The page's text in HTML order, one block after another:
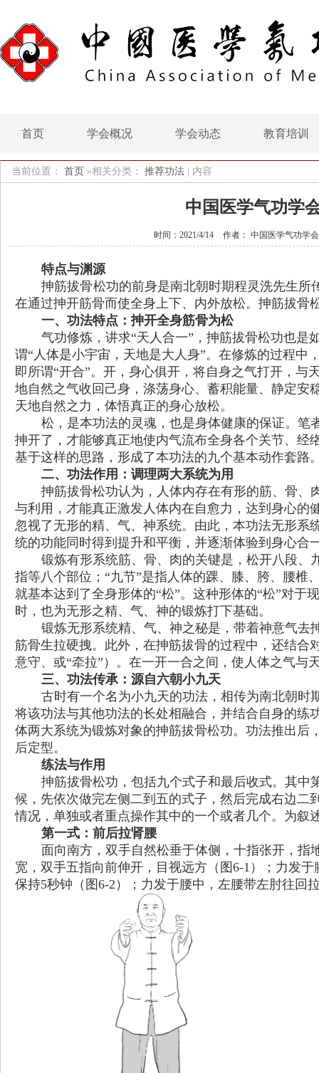
首页 学会概况 学会动态 教育培训
当前位置： 首页 »相关分类： 推荐功法 内容
中国医学气功学
时间：2021/4/14 作者： 中国医学气功学会
特点与渊源
抻筋拔骨松功的前身是南北朝时期程灵洗先生
在通过抻开筋骨而使全身上下、内外放松。抻筋拔骨
一、功法特点：抻开全身筋骨为松
气功修炼，讲求“天人合一” ，抻筋拔骨松功也是
谓“人体是小宇宙，天地是大人身”。在修炼的过程中
即所谓“开合”。开，身心俱开，将自身之气打开，与
地自然之气收回己身，涤荡身心、蓄积能量、静定
天地自然之力，体悟真正的身心放松。
松，是本功法的灵魂，也是身体健康的保证。
抻开了，才能够真正地使内气流布全身各个关节、
基于这样的思路，形成了本功法的九个基本动作套路
二、功法作用：调理两大系统为用
抻筋拔骨松功认为，人体内存在有形的筋、骨
与利用，才能真正激发人体内在自愈力，达到身心
忽视了无形的精、气、神系统。由此，本功法无形
统的功能同时得到提升和平衡，并逐渐体验到身心合
锻炼有形系统筋、骨、肉的关键是，松开八段、
指等八个部位； “九节”是指人体的踝、膝、胯、腰椎
就基本达到了全身形体的“松”。这种形体的“松”对于
时，也为无形之精、气、神的锻炼打下基础。
锻炼无形系统精、气、神之秘是，带着神意气
筋骨生拉硬拽。此外，在抻筋拔骨的过程中，还结
意守、或“牵拉” ）。在一开一合之间，使人体之气与
三、功法传承：源自六朝小九天
古时有一个名为小九天的功法，相传为南北朝
将该功法与其他功法的长处相融合，并结合自身的练
体两大系统为锻炼对象的抻筋拔骨松功。功法推出
后定型。
练法与作用
抻筋拔骨松功，包括九个式子和最后收式。其
候，先依次做完左侧二到五的式子，然后完成右边
情况，单独或者重点操作其中的一个或者几个。为
第一式：前后拉肾腰
面向南方，双手自然松垂于体侧，十指张开，
宽，双手五指向前伸开，目视远方（图6-1）；力发
保持5秒钟（图6-2）；力发于腰中，左腰带左肘往回